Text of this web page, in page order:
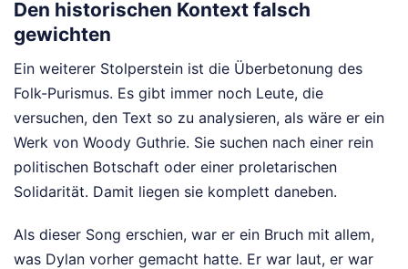
Den historischen Kontext falsch
gewichten
Ein weiterer Stolperstein ist die Überbetonung des
Folk-Purismus. Es gibt immer noch Leute, die
versuchen, den Text so zu analysieren, als wäre er ein
Werk von Woody Guthrie. Sie suchen nach einer rein
politischen Botschaft oder einer proletarischen
Solidarität. Damit liegen sie komplett daneben.
Als dieser Song erschien, war er ein Bruch mit allem,
was Dylan vorher gemacht hatte. Er war laut, er war